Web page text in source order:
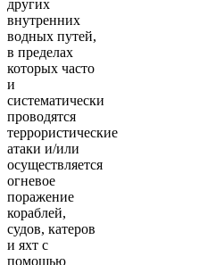
других
внутренних
водных путей,
в пределах
которых часто
и
систематически
проводятся
террористические
атаки и/или
осуществляется
огневое
поражение
кораблей,
судов, катеров
и яхт с
помощью